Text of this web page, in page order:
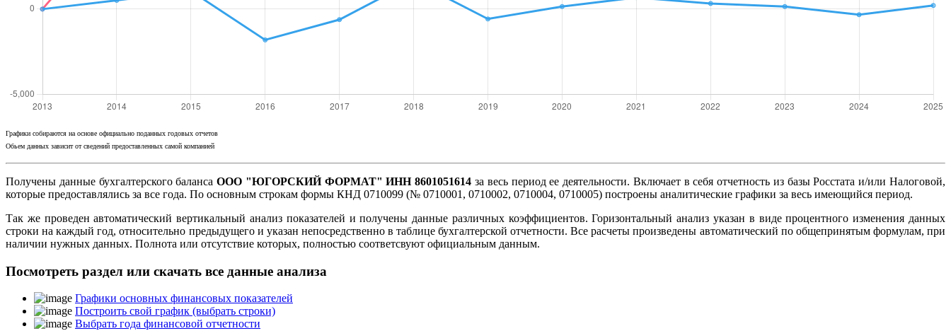
Графики собираются на основе официально поданных годовых отчетов
Обьем данных зависит от сведений предоставленных самой компанией
Получены данные бухгалтерского балансаООО "ЮГОРСКИЙ ФОРМАТ" ИНН 8601051614 за весь период ее деятельности. Включает в себя отчетность из базы Росстата и/или Налоговой,
которые предоставлялись за все года. По основным строкам формы КНД 0710099 (№ 0710001, 0710002, 0710004, 0710005) построены аналитические графики за весь имеющийся период.
Так же проведен автоматический вертикальный анализ показателей и получены данные различных коэффициентов. Горизонтальный анализ указан в виде процентного изменения данных
строки на каждый год, относительно предыдущего и указан непосредственно в таблице бухгалтерской отчетности. Все расчеты произведены автоматический по общепринятым формулам, при
наличии нужных данных. Полнота или отсутствие которых, полностью соответсвуют официальным данным.
Посмотреть раздел или скачать все данные анализа
Графики основных финансовых показателей
Построить свой график (выбрать строки)
Выбрать года финансовой отчетности